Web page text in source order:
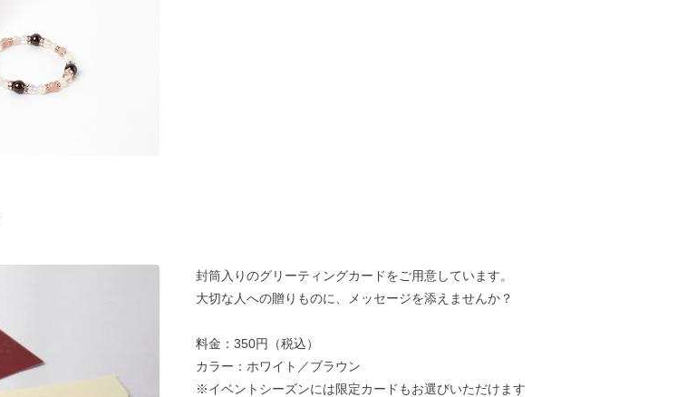
封筒入りのグリーティングカードをご用意しています。
大切な人への贈りものに、メッセージを添えませんか？
料金：350円（税込）
カラー：ホワイト／ブラウン
※イベントシーズンには限定カードもお選びいただけます